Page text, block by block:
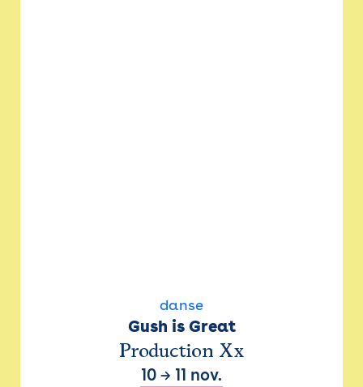
danse
Gush is Great
Production Xx
10 → 11 nov.